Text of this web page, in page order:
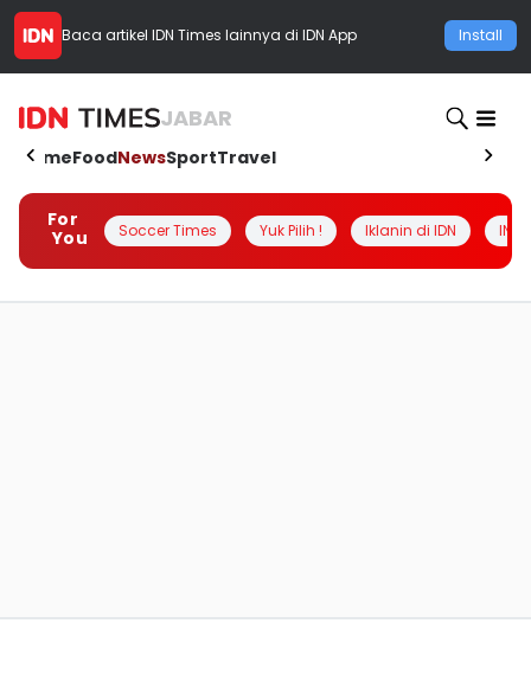
Baca artikel IDN Times lainnya di IDN App Install
JABAR
HomeFoodNewsSportTravel
For
You
Soccer Times Yuk Pilih ! Iklanin di IDN